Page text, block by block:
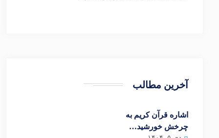
آخرین مطالب
اشاره قرآن کریم به
چرخش خورشید…